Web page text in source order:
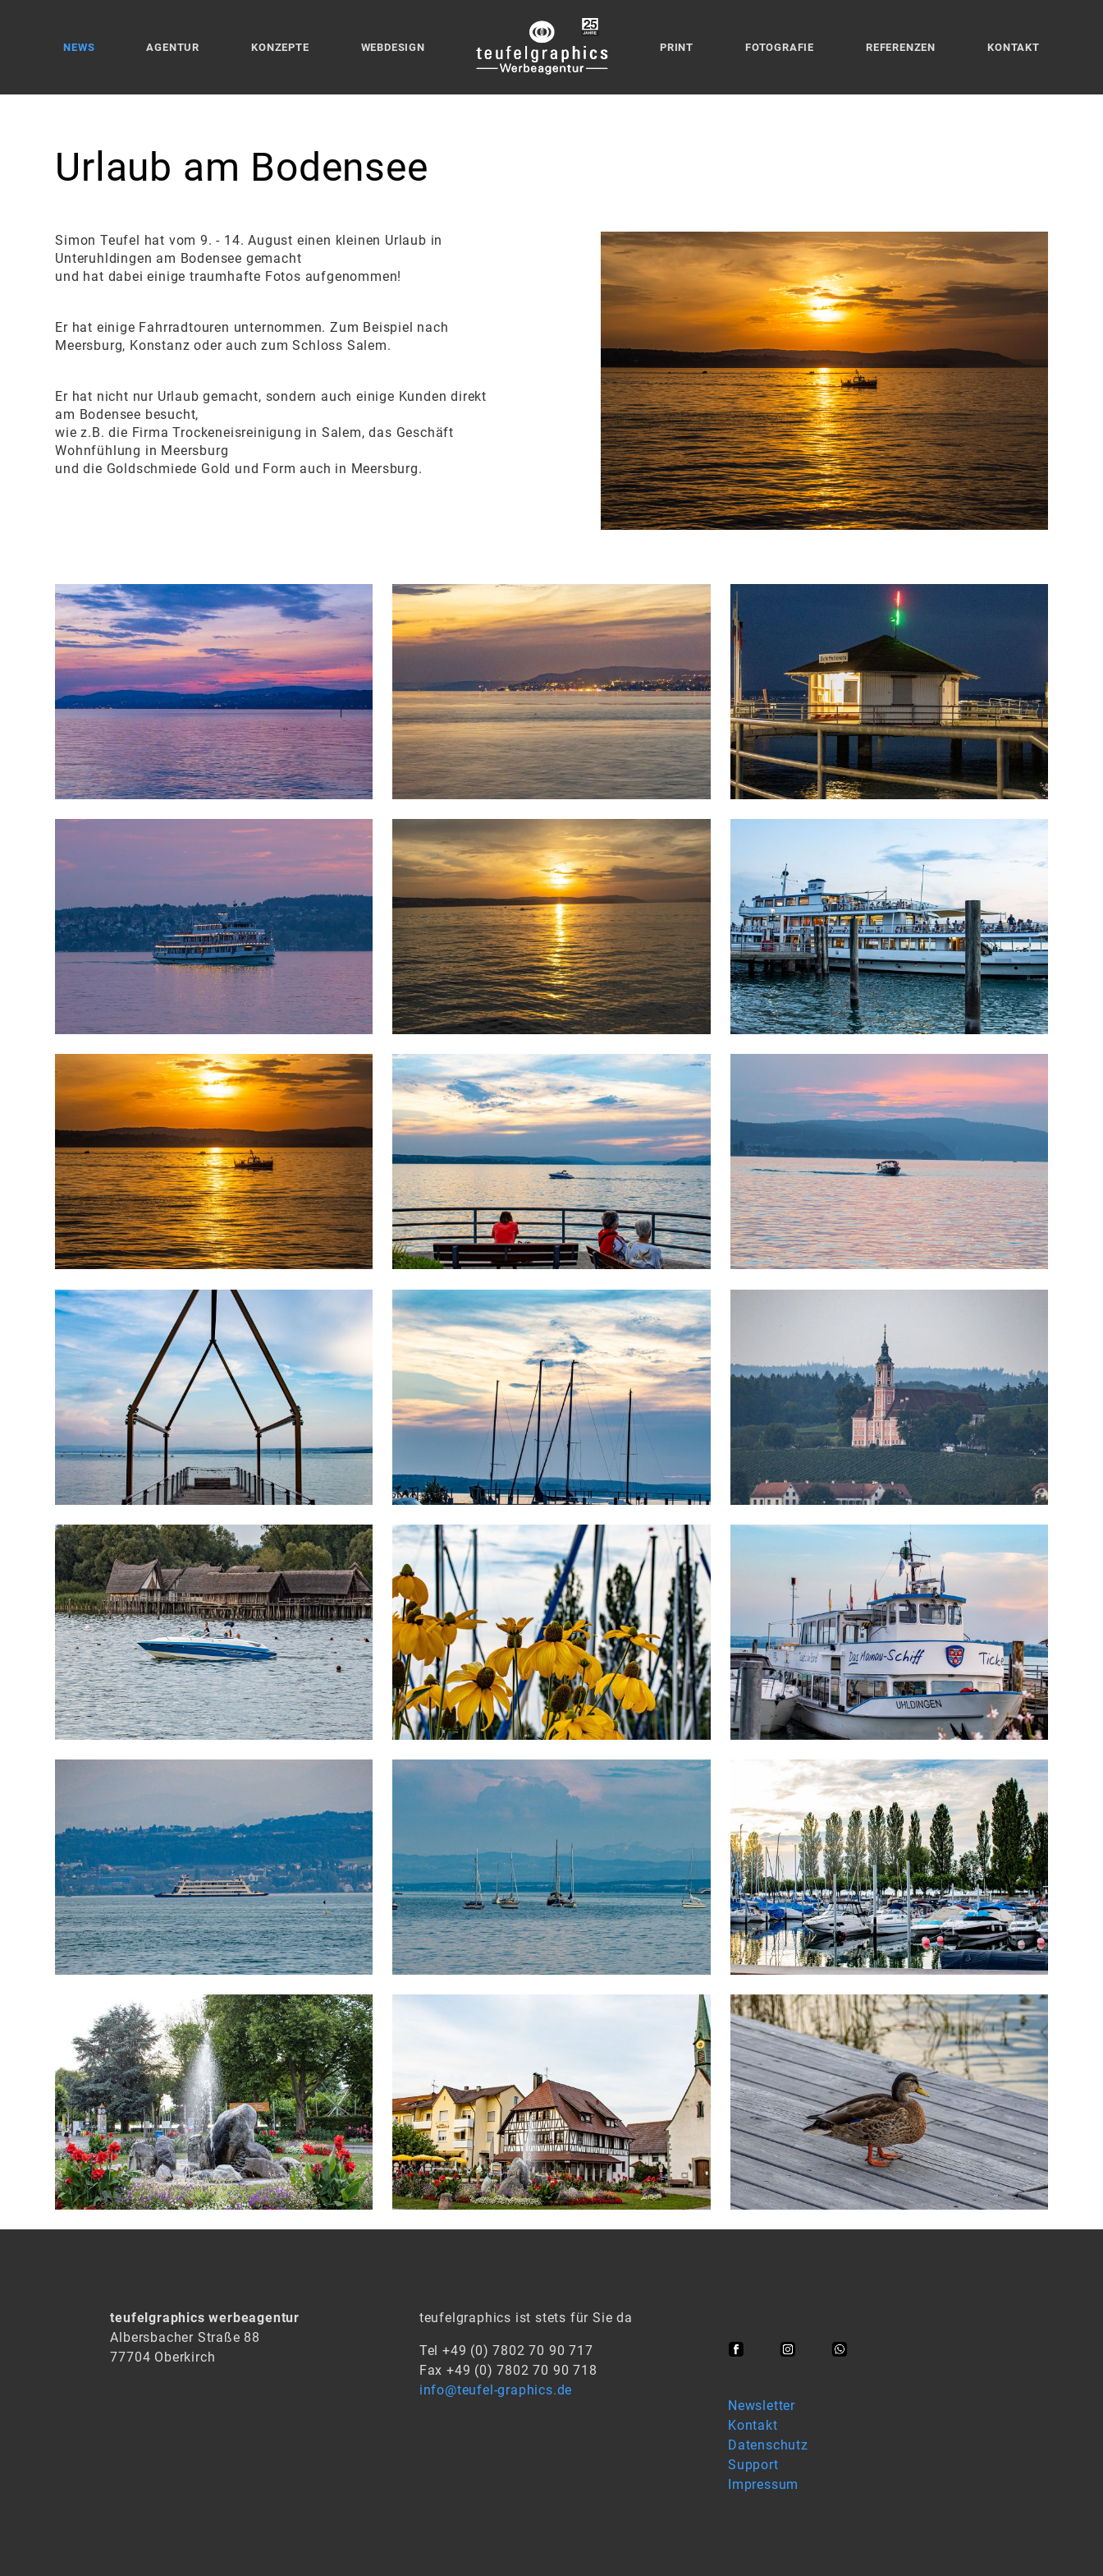
NEWS AGENTUR KONZEPTE WEBDESIGN PRINT FOTOGRAFIE REFERENZEN KONTAKT
Urlaub am Bodensee
Simon Teufel hat vom 9. - 14. August einen kleinen Urlaub in
Unteruhldingen am Bodensee gemacht
und hat dabei einige traumhafte Fotos aufgenommen!
Er hat einige Fahrradtouren unternommen. Zum Beispiel nach
Meersburg, Konstanz oder auch zum Schloss Salem.
Er hat nicht nur Urlaub gemacht, sondern auch einige Kunden direkt
am Bodensee besucht,
wie z.B. die Firma Trockeneisreinigung in Salem, das Geschäft
Wohnfühlung in Meersburg
und die Goldschmiede Gold und Form auch in Meersburg.
teufelgraphics werbeagentur
Albersbacher Straße 88
77704 Oberkirch
teufelgraphics ist stets für Sie da
Tel +49 (0) 7802 70 90 717
Fax +49 (0) 7802 70 90 718
info@teufel-graphics.de
Newsletter
Kontakt
Datenschutz
Support
Impressum